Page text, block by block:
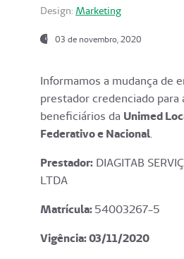
Design: Marketing
03 de novembro, 2020
Informamos a mudança de
prestador credenciado
beneficiários da Unimed
Federativo e Nacional.
Prestador: DIAGITAB
LTDA
Matrícula:54003267-5
Vigência: 03/11/2020